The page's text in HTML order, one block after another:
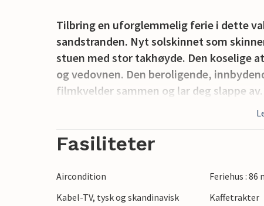
Tilbring en uforglemmelig ferie i dette
sandstranden. Nyt solskinnet som
stuen med stor takhøyde. Den koselige
og vedovnen. Den beroligende,
filmkvelder sammen og lar deg slappe
Her kan du lade batteriene på den vakre
lukkede lavhei. Du er ikke langt fra den
Fasiliteter
Aircondition Feriehus : 86
Kabel-TV, tysk og skandinavisk
Kaffetrakter